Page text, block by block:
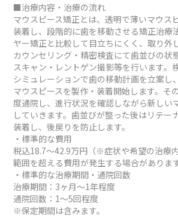
■治療内容・治療の流れ
マウスピース矯正とは、透明で薄いマウス
装着し、段階的に歯を移動させる矯正治療
ヤー矯正と比較して目立ちにくく、取り外
カウンセリング・精密検査にて歯並びの状
スキャン・レントゲン撮影等を行います。
シミュレーションで歯の移動計画を立案し
マウスピースを製作・装着開始します。そ
度通院し、進行状況を確認しながら新しい
していきます。歯並びが整った後はリテー
装着し、後戻りを防止します。
・標準的な費用
税込18.7～42.9万円（※症状や希望の治療
範囲を超える費用が発生する場合があります
・標準的な治療期間・通院回数
治療期間：3ヶ月～1年程度
通院回数：1～5回程度
※保定期間は含みます。